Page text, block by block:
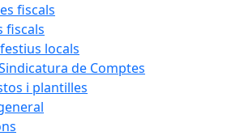
fiscals
fiscals
locals
de Comptes
i plantilles